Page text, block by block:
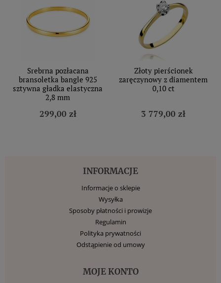
Srebrna pozłacana
bransoletka bangle 925
sztywna gładka elastyczna
2,8 mm
299,00 zł
Złoty pierścionek
zaręczynowy z diamentem
0,10 ct
3 779,00 zł
INFORMACJE
Informacje o sklepie
Wysyłka
Sposoby płatności i prowizje
Regulamin
Polityka prywatności
Odstąpienie od umowy
MOJE KONTO